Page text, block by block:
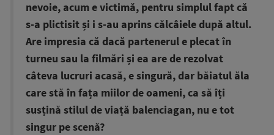
nevoie, acum e victimă, pentru simplul fapt că
s-a plictisit și i s-au aprins călcâiele după altul.
Are impresia că dacă partenerul e plecat în
turneu sau la filmări și ea are de rezolvat
câteva lucruri acasă, e singură, dar băiatul ăla
care stă în fața miilor de oameni, ca să îți
susțină stilul de viață balenciagan, nu e tot
singur pe scenă?